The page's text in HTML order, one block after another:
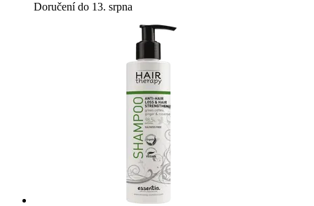
Doručení do 13. srpna